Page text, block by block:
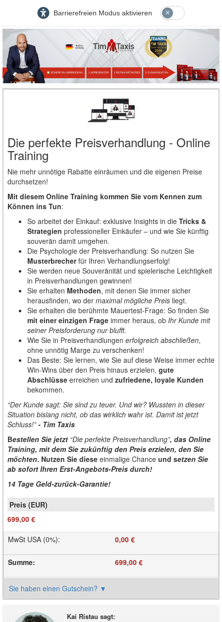
Barrierefreien Modus aktivieren
Die perfekte Preisverhandlung - Online
Training
Nie mehr unnötige Rabatte einräumen und die eigenen Preise
durchsetzen!
Mit diesem Online Training kommen Sie vom Kennen zum
Können ins Tun:
So arbeitet der Einkauf: exklusive Insights in die Tricks &
Strategien professioneller Einkäufer – und wie Sie künftig
souverän damit umgehen.
Die Psychologie der Preisverhandlung: So nutzen Sie
Musterbrecherfür Ihren Verhandlungserfolg!
Sie werden neue Souveränität und spielerische Leichtigkeit
in Preisverhandlungen gewinnen!
Sie erhalten Methoden, mit denen Sie immer sicher
herausfinden, wo der maximal mögliche Preis liegt.
Sie erhalten die berühmte Mauertest-Frage: So finden Sie
mit einer einzigen Frage immer heraus, ob Ihr Kunde mit
seiner Preisforderung nur blufft.
Wie Sie in Preisverhandlungen erfolgreich abschließen,
ohne unnötig Marge zu verschenken!
Das Beste: Sie lernen, wie Sie auf diese Weise immer echte
Win-Wins über den Preis hinaus erzielen, gute
Abschlüsse erreichen und zufriedene, loyale Kunden
bekommen.
“Der Kunde sagt: Sie sind zu teuer. Und wir? Wussten in dieser
Situation bislang nicht, ob das wirklich wahr ist. Damit ist jetzt
Schluss!”- Tim Taxis
Bestellen Sie jetzt “Die perfekte Preisverhandlung”, das Online
Training, mit dem Sie zukünftig den Preis erzielen, den Sie
möchten. Nutzen Sie diese einmalige Chance und setzen Sie
ab sofort Ihren Erst-Angebots-Preis durch!
14 Tage Geld-zurück-Garantie!
699,00 €
MwSt USA (0%): 0,00 €
Summe: 699,00 €
Sie haben einen Gutschein? ▼
Kai Ristau sagt: